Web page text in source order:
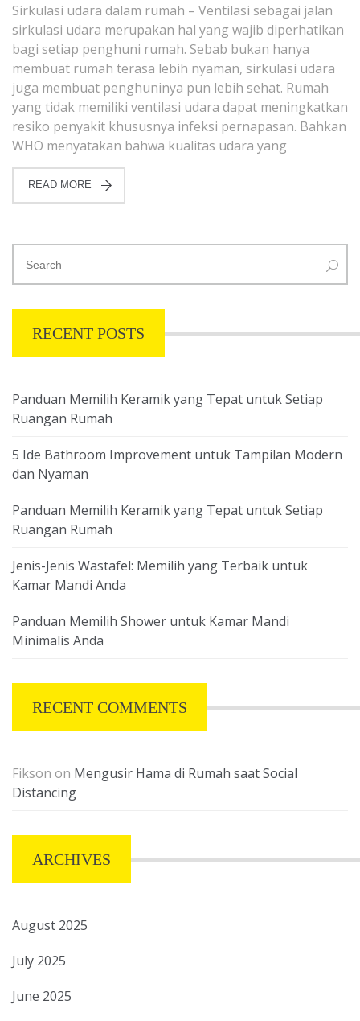
Sirkulasi udara dalam rumah – Ventilasi sebagai jalan
sirkulasi udara merupakan hal yang wajib diperhatikan
bagi setiap penghuni rumah. Sebab bukan hanya
membuat rumah terasa lebih nyaman, sirkulasi udara
juga membuat penghuninya pun lebih sehat. Rumah
yang tidak memiliki ventilasi udara dapat meningkatkan
resiko penyakit khususnya infeksi pernapasan. Bahkan
WHO menyatakan bahwa kualitas udara yang
READ MORE
RECENT POSTS
Panduan Memilih Keramik yang Tepat untuk Setiap
Ruangan Rumah
5 Ide Bathroom Improvement untuk Tampilan Modern
dan Nyaman
Panduan Memilih Keramik yang Tepat untuk Setiap
Ruangan Rumah
Jenis-Jenis Wastafel: Memilih yang Terbaik untuk
Kamar Mandi Anda
Panduan Memilih Shower untuk Kamar Mandi
Minimalis Anda
RECENT COMMENTS
Fikson on Mengusir Hama di Rumah saat Social
Distancing
ARCHIVES
August 2025
July 2025
June 2025